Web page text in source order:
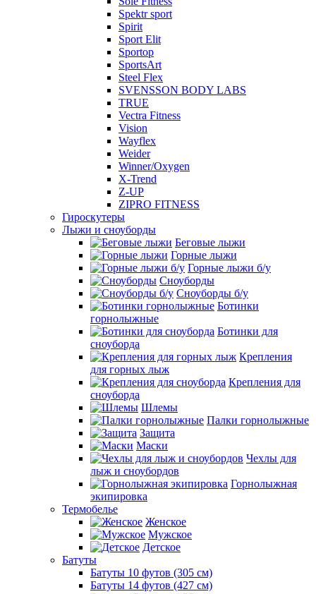
Spektr sport
Spirit
Sport Elit
Sportop
SportsArt
Steel Flex
SVENSSON BODY LABS
TRUE
Vectra Fitness
Vision
Wayflex
Weider
Winner/Oxygen
X-Trend
Z-UP
ZIPRO FITNESS
Гироскутеры
Лыжи и сноуборды
Беговые лыжи
Горные лыжи
Горные лыжи б/у
Сноуборды
Сноуборды б/у
Ботинки
горнолыжные
Ботинки для
сноуборда
Крепления
для горных лыж
Крепления для
сноуборда
Шлемы
Палки горнолыжные
Защита
Маски
Чехлы для
лыж и сноубордов
Горнолыжная
экипировка
Термобелье
Женское
Мужское
Детское
Батуты
Батуты 10 футов (305 см)
Батуты 14 футов (427 см)